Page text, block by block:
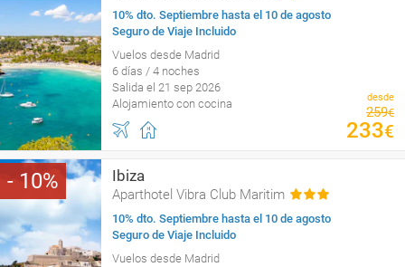
10% dto. Septiembre hasta el 10 de agosto
Seguro de Viaje Incluido
Vuelos desde Madrid
6 días / 4 noches
Salida el 21 sep 2026
Alojamiento con cocina
desde
259€
233€
10 Ibiza
Aparthotel Vibra Club Maritim
10% dto. Septiembre hasta el 10 de agosto
Seguro de Viaje Incluido
Vuelos desde Madrid